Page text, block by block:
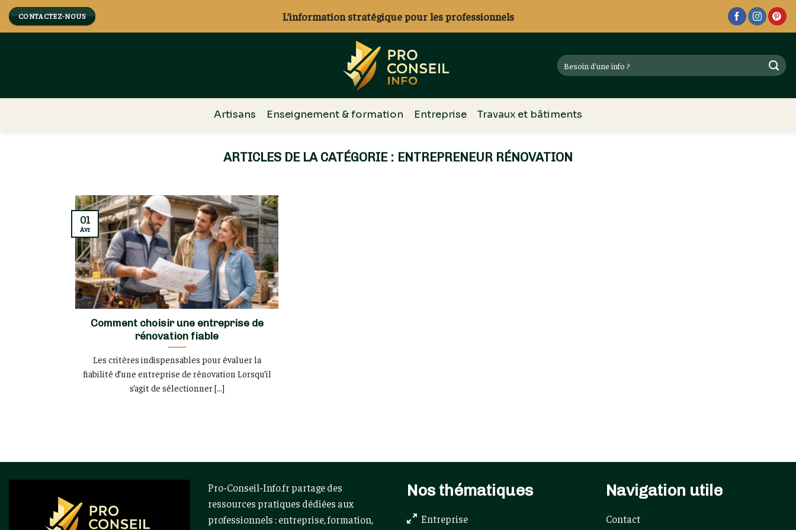
Skip
CONTACTEZ-NOUS L’information stratégique pour les professionnels
Artisans Enseignement & formation Entreprise Travaux et bâtiments
ENTREPRENEUR RÉNOVATION
Comment choisir une entreprise de
rénovation fiable
Les critères indispensables pour évaluer la
fiabilité d’une entreprise de rénovation Lorsqu’il
s’agit de sélectionner [...]
01
Avr
Pro-Conseil-Info.fr partage des
ressources pratiques dédiées aux
professionnels : entreprise, formation,
Nos thématiques
Entreprise
Navigation utile
Contact